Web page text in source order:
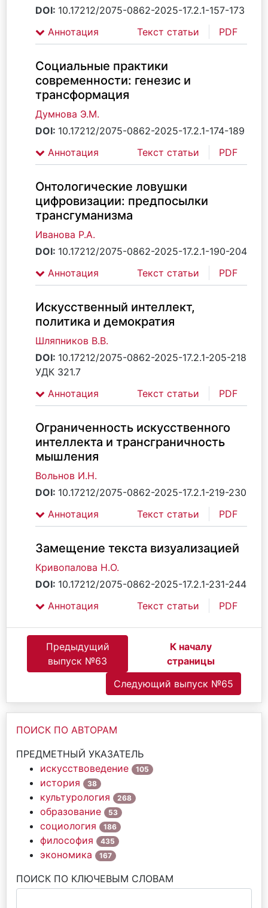
DOI: 10.17212/2075-0862-2025-17.2.1-157-173
Аннотация
Текст статьи PDF
Социальные практики
современности: генезис и
трансформация
Думнова Э.М.
DOI: 10.17212/2075-0862-2025-17.2.1-174-189
Аннотация
Текст статьи PDF
Онтологические ловушки
цифровизации: предпосылки
трансгуманизма
Иванова Р.А.
DOI: 10.17212/2075-0862-2025-17.2.1-190-204
Аннотация
Текст статьи PDF
Искусственный интеллект,
политика и демократия
Шляпников В.В.
DOI: 10.17212/2075-0862-2025-17.2.1-205-218
УДК 321.7
Аннотация
Текст статьи PDF
Ограниченность искусственного
интеллекта и трансграничность
мышления
Вольнов И.Н.
DOI: 10.17212/2075-0862-2025-17.2.1-219-230
Аннотация
Текст статьи PDF
Замещение текста визуализацией
Кривопалова Н.О.
DOI: 10.17212/2075-0862-2025-17.2.1-231-244
Аннотация
Текст статьи PDF
Предыдущий
выпуск №63
К началу
страницы
Следующий выпуск №65
ПОИСК ПО АВТОРАМ
ПРЕДМЕТНЫЙ УКАЗАТЕЛЬ
искусствоведение
105
история 38
культурология 268
образование 53
социология 186
философия 435
экономика 167
ПОИСК ПО КЛЮЧЕВЫМ СЛОВАМ